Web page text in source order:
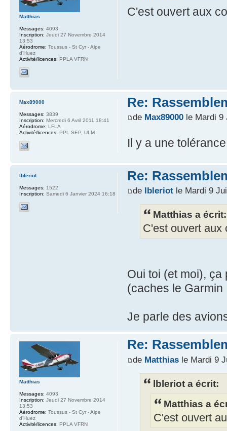
C'est ouvert aux
Matthias
Messages: 4093
Inscription: Jeudi 27 Novembre 2014
13:53
Aérodrome: Toussus - St Cyr - Alpe
d'Huez
Activité/licences: PPLA VFRN
Re:
de Max89000le Mardi 9
Il y a une
Max89000
Messages: 3839
Inscription: Mercredi 6 Avril 2011 18:41
Aérodrome: LFLA
Activité/licences: PPL SEP, ULM
Re:
de lbleriotle Mardi 9
Matthias a écrit:
C'est ouvert aux
Oui toi (et moi),
(caches le Garmin
Je parle des
lbleriot
Messages: 1522
Inscription: Samedi 6 Janvier 2024 16:18
Re:
de Matthiasle Mardi 9
lbleriot a écrit:
Matthias a
C'est ouvert
Matthias
Messages: 4093
Inscription: Jeudi 27 Novembre 2014
13:53
Aérodrome: Toussus - St Cyr - Alpe
d'Huez
Activité/licences: PPLA VFRN